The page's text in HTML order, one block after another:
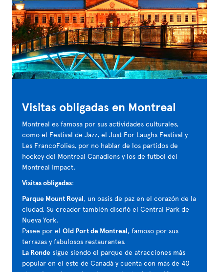
Visitas obligadas en Montreal
Montreal es famosa por sus actividades culturales,
como el Festival de Jazz, el Just For Laughs Festival y
Les FrancoFolies, por no hablar de los partidos de
hockey del Montreal Canadiens y los de futbol del
Montreal Impact.
Visitas obligadas:
Parque Mount Royal, un oasis de paz en el corazón de la
ciudad. Su creador también diseñó el Central Park de
Nueva York.
Pasee por el Old Port de Montreal, famoso por sus
terrazas y fabulosos restaurantes.
La Ronde sigue siendo el parque de atracciones más
popular en el este de Canadá y cuenta con más de 40